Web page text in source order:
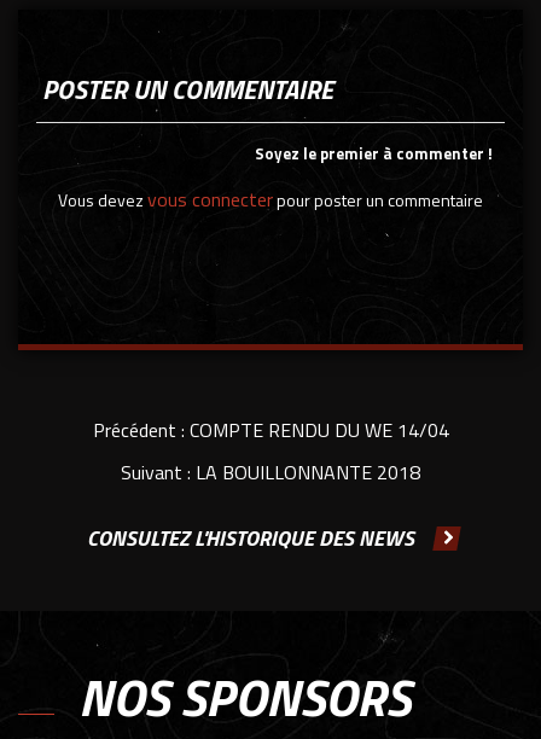
POSTER UN COMMENTAIRE
Soyez le premier à commenter !
Vous devezvous connecterpour poster un commentaire
Précédent : COMPTE RENDU DU WE 14/04
Suivant : LA BOUILLONNANTE 2018
CONSULTEZ L'HISTORIQUE DES NEWS
NOS SPONSORS